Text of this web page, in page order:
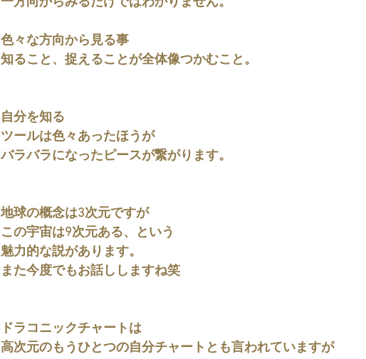
色々な方向から見る事
知ること、捉えることが全体像つかむこと。
自分を知る
ツールは色々あったほうが
バラバラになったピースが繋がります。
地球の概念は3次元ですが
この宇宙は9次元ある、という
魅力的な説があります。
また今度でもお話ししますね笑
ドラコニックチャートは
高次元のもうひとつの自分チャートとも言われていますが